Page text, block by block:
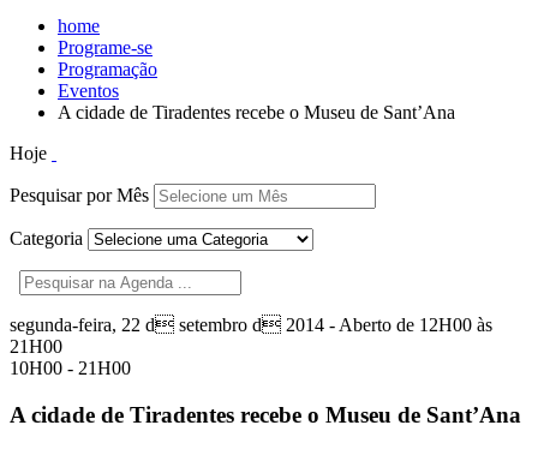
home
Programe-se
Programação
Eventos
A cidade de Tiradentes recebe o Museu de Sant’Ana
Hoje
Pesquisar por Mês
Categoria
segunda-feira, 22 d setembro d 2014 - Aberto de 12H00 às
21H00
10H00 - 21H00
A cidade de Tiradentes recebe o Museu de Sant’Ana